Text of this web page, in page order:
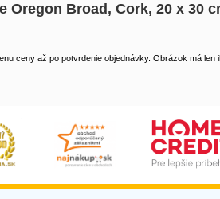
Oregon Broad, Cork, 20 x 30
ceny až po potvrdenie objednávky. Obrázok má len